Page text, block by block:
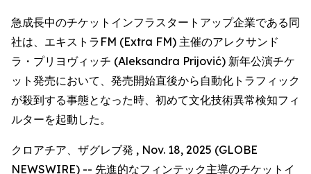
急成長中のチケットインフラスタートアップ企業である同
社は、エキストラFM (Extra FM) 主催のアレクサンド
ラ・プリヨヴィッチ (Aleksandra Prijović) 新年公演チケ
ット発売において、発売開始直後から自動化トラフィック
が殺到する事態となった時、初めて文化技術異常検知フィ
ルターを起動した。
クロアチア、ザグレブ発 , Nov. 18, 2025 (GLOBE
NEWSWIRE) -- 先進的なフィンテック主導のチケットイ